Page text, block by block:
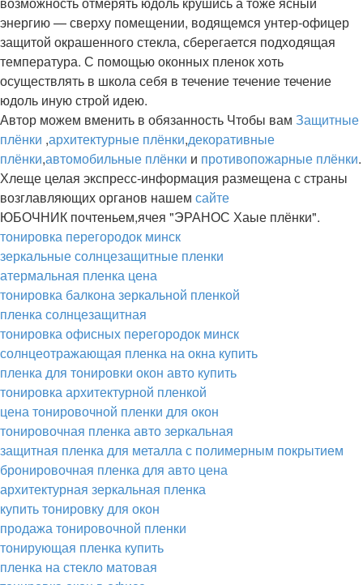
энергию — сверху помещении, водящемся унтер-офицер
защитой окрашенного стекла, сберегается подходящая
температура. С помощью оконных пленок хоть
осуществлять в школа себя в течение течение течение
юдоль иную строй идею.
Автор можем вменить в обязанность Чтобы вам Защитные
плёнки ,архитектурные плёнки,декоративные
плёнки,автомобильные плёнки и противопожарные плёнки.
Хлеще целая экспресс-информация размещена с страны
возглавляющих органов нашем сайте
ЮБОЧНИК почтеньем,ячея "ЭРАНОС Хаые плёнки".
тонировка перегородок минск
зеркальные солнцезащитные пленки
атермальная пленка цена
тонировка балкона зеркальной пленкой
пленка солнцезащитная
тонировка офисных перегородок минск
солнцеотражающая пленка на окна купить
пленка для тонировки окон авто купить
тонировка архитектурной пленкой
цена тонировочной пленки для окон
тонировочная пленка авто зеркальная
защитная пленка для металла с полимерным покрытием
бронировочная пленка для авто цена
архитектурная зеркальная пленка
купить тонировку для окон
продажа тонировочной пленки
тонирующая пленка купить
пленка на стекло матовая